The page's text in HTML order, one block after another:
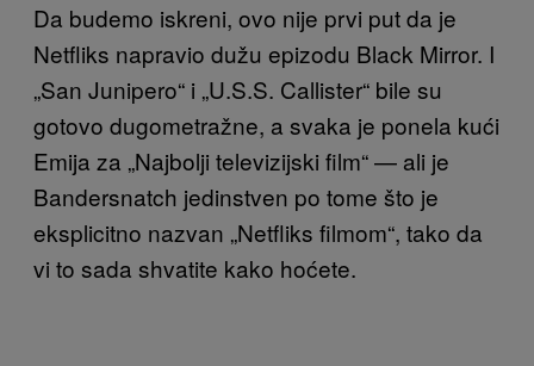
Da budemo iskreni, ovo nije prvi put da je
Netfliks napravio dužu epizodu Black Mirror. I
„San Junipero“ i „U.S.S. Callister“ bile su
gotovo dugometražne, a svaka je ponela kući
Emija za „Najbolji televizijski film“ — ali je
Bandersnatch jedinstven po tome što je
eksplicitno nazvan „Netfliks filmom“, tako da
vi to sada shvatite kako hoćete.